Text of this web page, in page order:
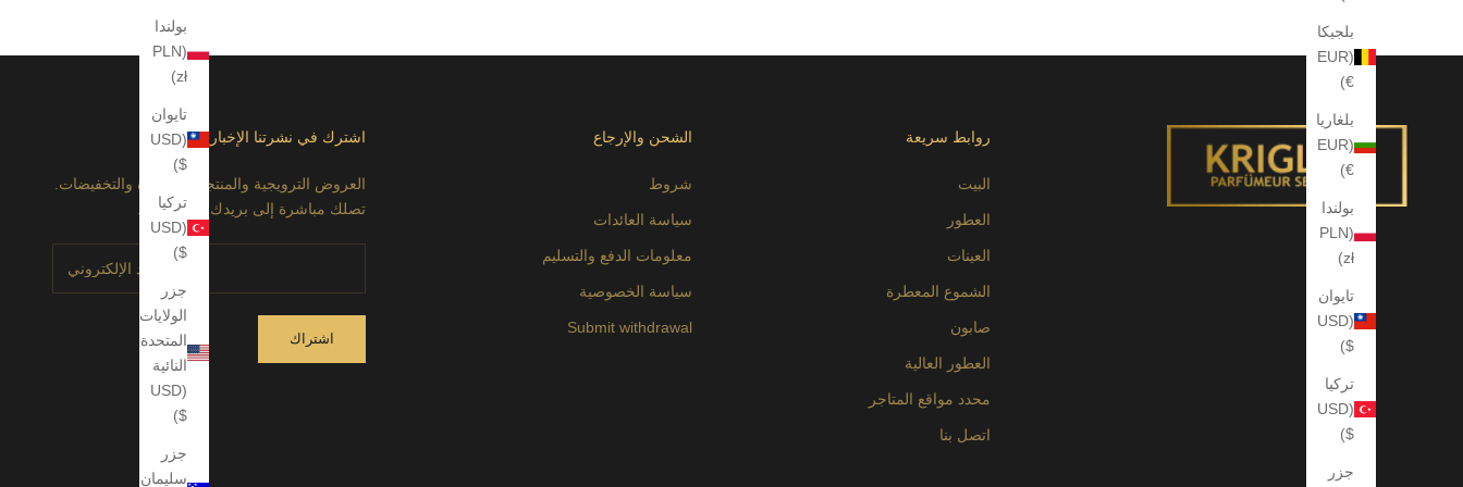
بولندا
(PLN
zł)
تايوان
(USD
$)
تركيا
(USD
$)
جزر
الولايات
المتحدة
النائية
(USD
$)
جزر
سليمان
بلجيكا
(EUR
€)
بلغاريا
(EUR
€)
بولندا
(PLN
zł)
تايوان
(USD
$)
تركيا
(USD
$)
جزر
روابط سريعة
البيت
العطور
العينات
الشموع المعطرة
صابون
العطور العالية
محدد مواقع المتاجر
اتصل بنا
الشحن والإرجاع
شروط
سياسة العائدات
معلومات الدفع والتسليم
سياسة الخصوصية
Submit withdrawal
اشترك في نشرتنا الإخبارية
العروض الترويجية والمنتجات الجديدة والتخفيضات.
تصلك مباشرة إلى بريدك الإلكتروني.
اشتراك